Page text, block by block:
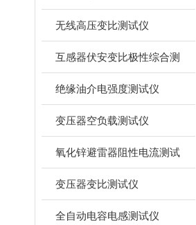
无线高压变比测试仪
互感器伏安变比极性综合测
绝缘油介电强度测试仪
变压器空负载测试仪
氧化锌避雷器阻性电流测试
变压器变比测试仪
全自动电容电感测试仪